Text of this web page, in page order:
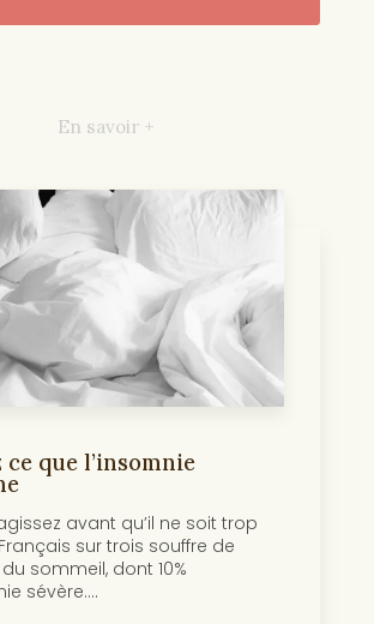
En savoir +
ce que l’insomnie
avant qu’il ne soit trop
sur trois souffre de
sommeil, dont 10%
sévère....